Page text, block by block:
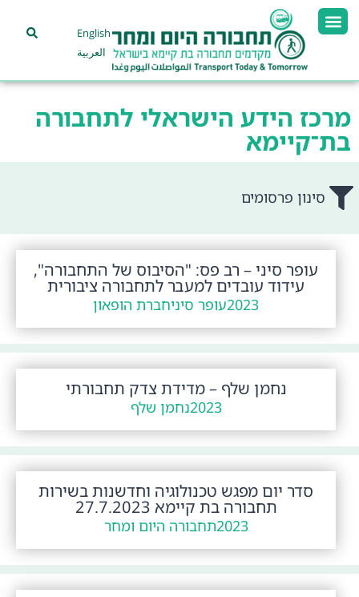
English
العربية
מרכז הידע הישראלי לתחבורה
בת־קיימא
סינון פרסומים
עופר סיני – רב פס: "הסיבוס של התחבורה",
עידוד עובדים למעבר לתחבורה ציבורית
2023עופר סיניחברת הופאון
נחמן שלף – מדידת צדק תחבורתי
2023נחמן שלף
סדר יום מפגש טכנולוגיה וחדשנות בשירות
תחבורה בת קיימא 27.7.2023
2023תחבורה היום ומחר